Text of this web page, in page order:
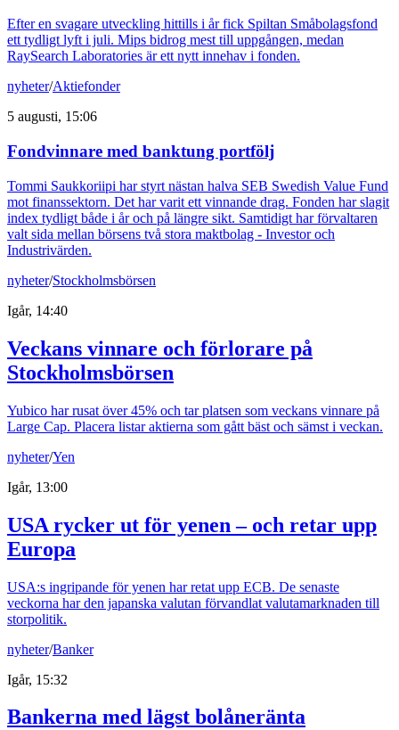
Efter en svagare utveckling hittills i år fick Spiltan Småbolagsfond
ett tydligt lyft i juli. Mips bidrog mest till uppgången, medan
RaySearch Laboratories är ett nytt innehav i fonden.
nyheter/Aktiefonder
5 augusti, 15:06
Fondvinnare med banktung portfölj
Tommi Saukkoriipi har styrt nästan halva SEB Swedish Value Fund
mot finanssektorn. Det har varit ett vinnande drag. Fonden har slagit
index tydligt både i år och på längre sikt. Samtidigt har förvaltaren
valt sida mellan börsens två stora maktbolag - Investor och
Industrivärden.
nyheter/Stockholmsbörsen
Igår, 14:40
Veckans vinnare och förlorare på
Stockholmsbörsen
Yubico har rusat över 45% och tar platsen som veckans vinnare på
Large Cap. Placera listar aktierna som gått bäst och sämst i veckan.
nyheter/Yen
Igår, 13:00
USA rycker ut för yenen – och retar upp
Europa
USA:s ingripande för yenen har retat upp ECB. De senaste
veckorna har den japanska valutan förvandlat valutamarknaden till
storpolitik.
nyheter/Banker
Igår, 15:32
Bankerna med lägst bolåneränta